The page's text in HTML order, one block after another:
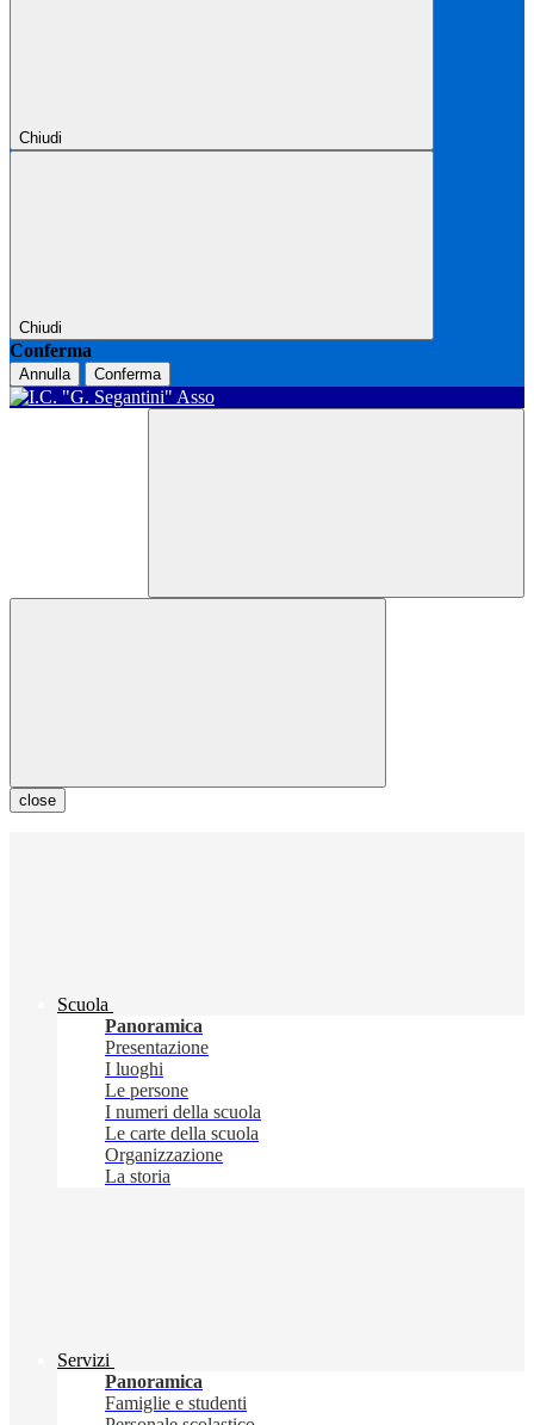
Chiudi
Chiudi
Conferma
Annulla Conferma
close
Scuola
Panoramica
Presentazione
I luoghi
Le persone
I numeri della scuola
Le carte della scuola
Organizzazione
La storia
Servizi
Panoramica
Famiglie e studenti